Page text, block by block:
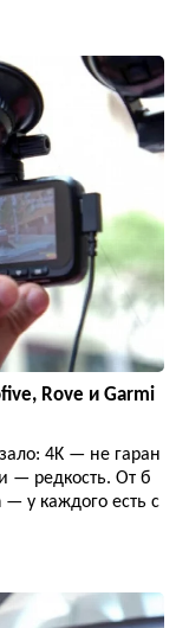
Rove и Garmi
4K — не гаран
— редкость. От б
у каждого есть с